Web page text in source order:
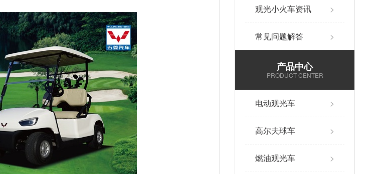
观光小火车资讯 >
常见问题解答 >
产品中心
PRODUCT CENTER
电动观光车 >
高尔夫球车 >
燃油观光车 >